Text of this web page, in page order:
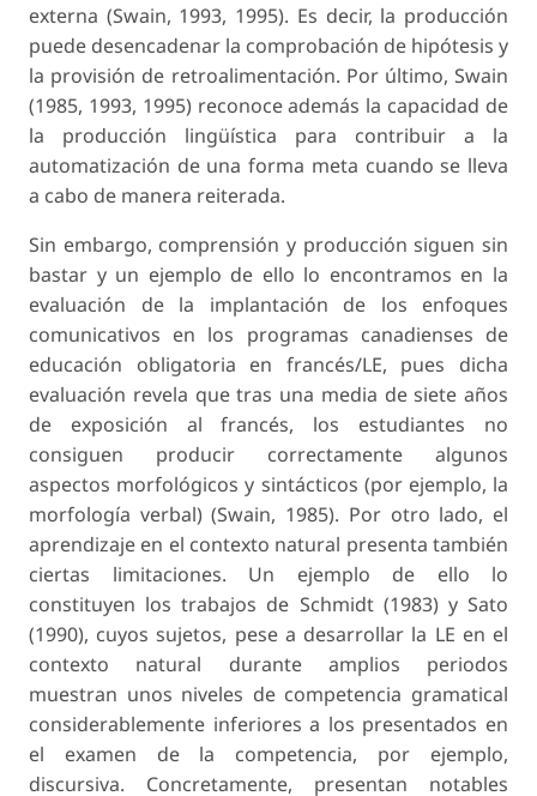
externa (Swain, 1993, 1995). Es decir, la producción
puede desencadenar la comprobación de hipótesis y
la provisión de retroalimentación. Por último, Swain
(1985, 1993, 1995) reconoce además la capacidad de
la producción lingüística para contribuir a la
automatización de una forma meta cuando se lleva
a cabo de manera reiterada.
Sin embargo, comprensión y producción siguen sin
bastar y un ejemplo de ello lo encontramos en la
evaluación de la implantación de los enfoques
comunicativos en los programas canadienses de
educación obligatoria en francés/LE, pues dicha
evaluación revela que tras una media de siete años
de exposición al francés, los estudiantes no
consiguen producir correctamente algunos
aspectos morfológicos y sintácticos (por ejemplo, la
morfología verbal) (Swain, 1985). Por otro lado, el
aprendizaje en el contexto natural presenta también
ciertas limitaciones. Un ejemplo de ello lo
constituyen los trabajos de Schmidt (1983) y Sato
(1990), cuyos sujetos, pese a desarrollar la LE en el
contexto natural durante amplios periodos
muestran unos niveles de competencia gramatical
considerablemente inferiores a los presentados en
el examen de la competencia, por ejemplo,
discursiva. Concretamente, presentan notables